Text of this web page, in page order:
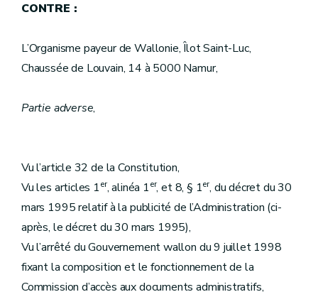
CONTRE :
L’Organisme payeur de Wallonie, Îlot Saint-Luc,
Chaussée de Louvain, 14 à 5000 Namur,
Partie adverse,
Vu l’article 32 de la Constitution,
Vu les articles 1er, alinéa 1er, et 8, § 1er, du décret du 30
mars 1995 relatif à la publicité de l’Administration (ci-
après, le décret du 30 mars 1995),
Vu l’arrêté du Gouvernement wallon du 9 juillet 1998
fixant la composition et le fonctionnement de la
Commission d’accès aux documents administratifs,